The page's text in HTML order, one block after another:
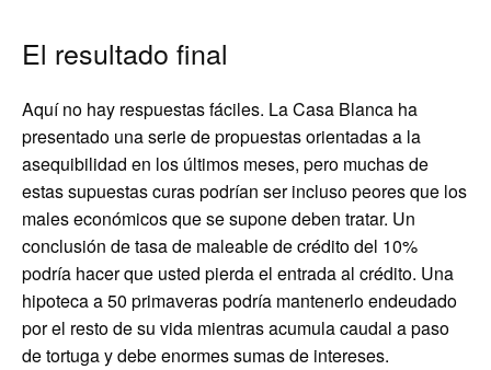
El resultado final
Aquí no hay respuestas fáciles. La Casa Blanca ha
presentado una serie de propuestas orientadas a la
asequibilidad en los últimos meses, pero muchas de
estas supuestas curas podrían ser incluso peores que los
males económicos que se supone deben tratar. Un
conclusión de tasa de maleable de crédito del 10%
podría hacer que usted pierda el entrada al crédito. Una
hipoteca a 50 primaveras podría mantenerlo endeudado
por el resto de su vida mientras acumula caudal a paso
de tortuga y debe enormes sumas de intereses.